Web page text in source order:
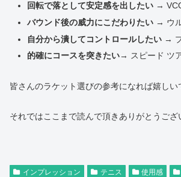
回転で落として安定感を出したい→
バウンド後の威力にこだわりたい→ ウル
自分から潰してコントロールしたい→ プ
的確にコースを突きたい→ スピード ツ
皆さんのラケット選びの参考になれば嬉しい
それではここまで読んで頂きありがとうござ
インプレッション テニス 使用感